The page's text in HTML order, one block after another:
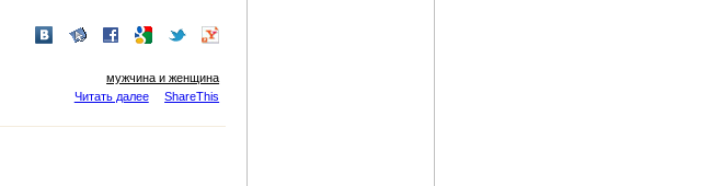
мужчина и женщина
Читать далее
ShareThis